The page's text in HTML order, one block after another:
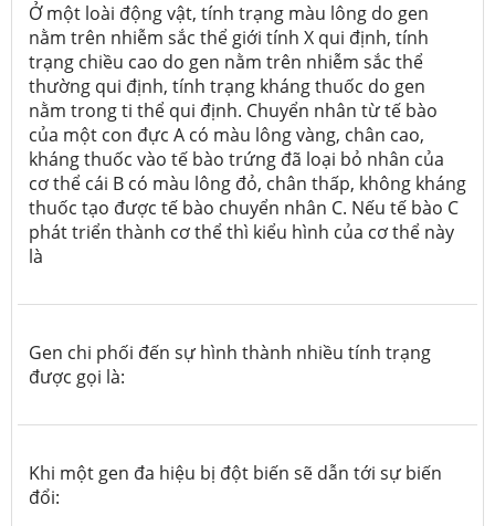
Ở một loài động vật, tính trạng màu lông do gen
nằm trên nhiễm sắc thể giới tính X qui định, tính
trạng chiều cao do gen nằm trên nhiễm sắc thể
thường qui định, tính trạng kháng thuốc do gen
nằm trong ti thể qui định. Chuyển nhân từ tế bào
của một con đực A có màu lông vàng, chân cao,
kháng thuốc vào tế bào trứng đã loại bỏ nhân của
cơ thể cái B có màu lông đỏ, chân thấp, không kháng
thuốc tạo được tế bào chuyển nhân C. Nếu tế bào C
phát triển thành cơ thể thì kiểu hình của cơ thể này
là
Gen chi phối đến sự hình thành nhiều tính trạng
được gọi là:
Khi một gen đa hiệu bị đột biến sẽ dẫn tới sự biến
đổi: